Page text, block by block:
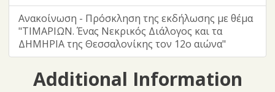
Ανακοίνωση - Πρόσκληση της εκδήλωσης με θέμα
"ΤΙΜΑΡΙΩΝ. Ένας Νεκρικός Διάλογος και τα
ΔΗΜΗΡΙΑ της Θεσσαλονίκης τον 12ο αιώνα"
Additional Information